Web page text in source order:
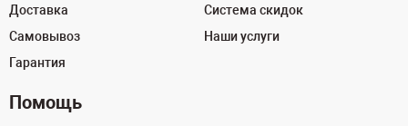
Доставка
Самовывоз
Гарантия
Система скидок
Наши услуги
Помощь